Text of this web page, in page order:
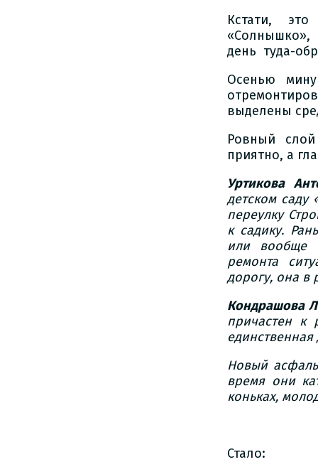
Кстати,
день туда-
Осенью
выделены
Ровный
приятно, а
Уртикова
детском саду
переулку
к садику.
или вообще
ремонта
дорогу, она в
Кондрашова
причастен к
Новый
время они
коньках,
Стало: